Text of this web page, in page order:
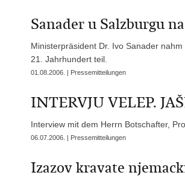
Sanader u Salzburgu
Ministerpräsident Dr. Ivo Sanader
21. Jahrhundert teil.
01.08.2006. | Pressemitteilungen
INTERVJU VELEP.
Interview mit dem Herrn Botschafter,
06.07.2006. | Pressemitteilungen
Izazov kravate